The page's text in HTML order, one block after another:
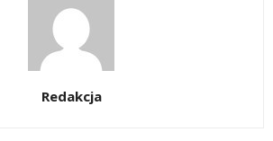
Redakcja